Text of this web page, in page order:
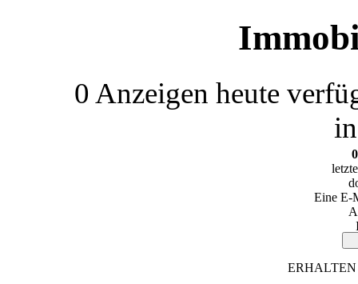
0 Anzeigen heute
0
Eine E-